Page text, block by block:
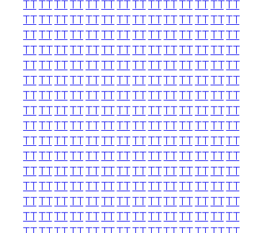
TTTTTTTTTTTTTTTTTTTTTTTTTTTT
TTTTTTTTTTTTTTTTTTTTTTTTTTTT
TTTTTTTTTTTTTTTTTTTTTTTTTTTT
TTTTTTTTTTTTTTTTTTTTTTTTTTTT
TTTTTTTTTTTTTTTTTTTTTTTTTTTT
TTTTTTTTTTTTTTTTTTTTTTTTTTTT
TTTTTTTTTTTTTTTTTTTTTTTTTTTT
TTTTTTTTTTTTTTTTTTTTTTTTTTTT
TTTTTTTTTTTTTTTTTTTTTTTTTTTT
TTTTTTTTTTTTTTTTTTTTTTTTTTTT
TTTTTTTTTTTTTTTTTTTTTTTTTTTT
TTTTTTTTTTTTTTTTTTTTTTTTTTTT
TTTTTTTTTTTTTTTTTTTTTTTTTTTT
TTTTTTTTTTTTTTTTTTTTTTTTTTTT
TTTTTTTTTTTTTTTTTTTTTTTTTTTT